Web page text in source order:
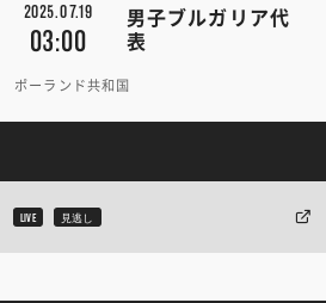
2025.07.19
03:00
男子ブルガリア代
表
ポーランド共和国
LIVE 見逃し